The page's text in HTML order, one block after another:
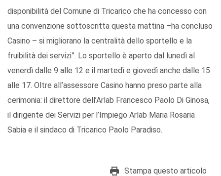
disponibilità del Comune di Tricarico che ha concesso con
una convenzione sottoscritta questa mattina –ha concluso
Casino – si migliorano la centralità dello sportello e la
fruibilità dei servizi”. Lo sportello è aperto dal lunedì al
venerdì dalle 9 alle 12 e il martedì e giovedì anche dalle 15
alle 17. Oltre all’assessore Casino hanno preso parte alla
cerimonia: il direttore dell’Arlab Francesco Paolo Di Ginosa,
il dirigente dei Servizi per l’Impiego Arlab Maria Rosaria
Sabia e il sindaco di Tricarico Paolo Paradiso.
Stampa questo articolo